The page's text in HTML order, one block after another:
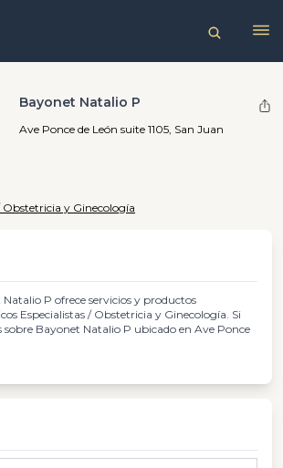
Bayonet Natalio P
Ave Ponce de León suite 1105, San Juan
Obstetricia y Ginecología
P ofrece servicios y productos
Especialistas / Obstetricia y Ginecología. Si
sobre Bayonet Natalio P ubicado en Ave Ponce